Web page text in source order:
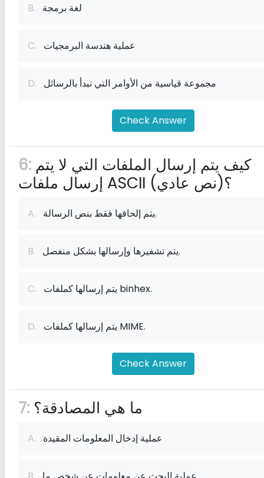
B. لغة برمجة
C. عملية هندسة البرمجيات
D. مجموعة قياسية من الأوامر التي تبدأ بالرسائل
Check Answer
6:
إرسال ملفات ASCII (نص عادي)؟
A. يتم إلحاقها فقط بنص الرسالة.
B. يتم تشفيرها وإرسالها بشكل منفصل.
C. يتم إرسالها كملفات binhex.
D. يتم إرسالها كملفات MIME.
Check Answer
7: ما هي المصادقة؟
A. عملية إدخال المعلومات المقيدة